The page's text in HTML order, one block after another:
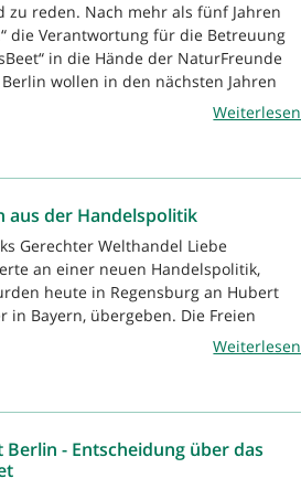
zu reden. Nach mehr als fünf Jahren
die Verantwortung für die Betreuung
in die Hände der NaturFreunde
wollen in den nächsten Jahren
Weiterlesen
aus der Handelspolitik
Gerechter Welthandel Liebe
an einer neuen Handelspolitik,
heute in Regensburg an Hubert
in Bayern, übergeben. Die Freien
Weiterlesen
- Entscheidung über das